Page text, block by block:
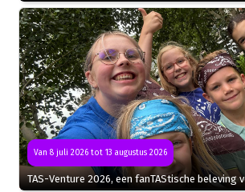
Van 8 juli 2026 tot 13 augustus 2026
TAS-Venture 2026, een fanTAStische beleving